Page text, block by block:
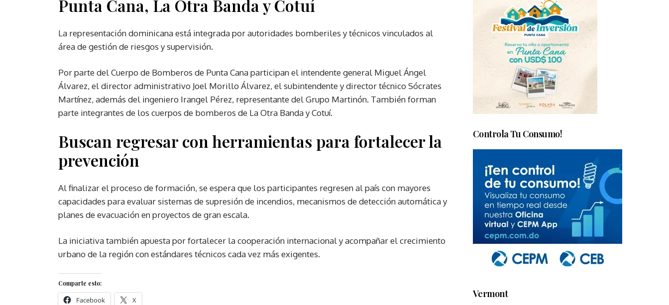
Punta Cana, La Otra Banda y Cotuí
La representación dominicana está integrada por autoridades bomberiles y técnicos vinculados al
área de gestión de riesgos y supervisión.
Por parte del Cuerpo de Bomberos de Punta Cana participan el intendente general Miguel Ángel
Álvarez, el director administrativo Joel Morillo Álvarez, el subintendente y director técnico Sócrates
Martínez, además del ingeniero Irangel Pérez, representante del Grupo Martinón. También forman
parte integrantes de los cuerpos de bomberos de La Otra Banda y Cotuí.
Buscan regresar con herramientas para fortalecer la
prevención
Al finalizar el proceso de formación, se espera que los participantes regresen al país con mayores
capacidades para evaluar sistemas de supresión de incendios, mecanismos de detección automática y
planes de evacuación en proyectos de gran escala.
La iniciativa también apuesta por fortalecer la cooperación internacional y acompañar el crecimiento
urbano de la región con estándares técnicos cada vez más exigentes.
Comparte esto:
Facebook X
Controla Tu Consumo!
Vermont